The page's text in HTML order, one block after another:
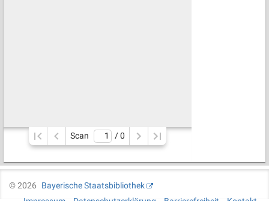
Scan / 0
©2026
Bayerische Staatsbibliothek